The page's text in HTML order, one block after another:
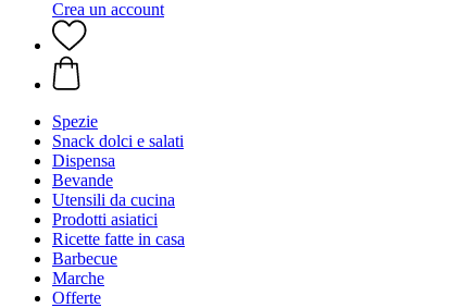
Crea un account
Spezie
Snack dolci e salati
Dispensa
Bevande
Utensili da cucina
Prodotti asiatici
Ricette fatte in casa
Barbecue
Marche
Offerte